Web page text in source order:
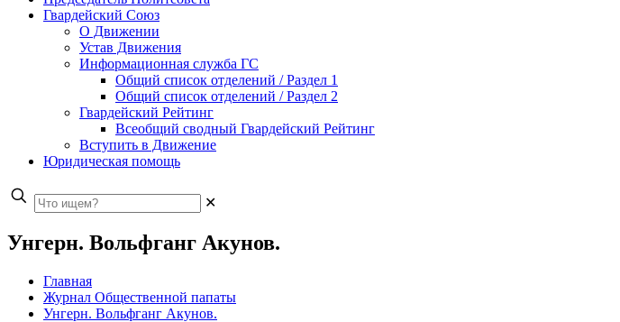
Гвардейский Союз
О Движении
Устав Движения
Информационная служба ГС
Общий список отделений / Раздел 1
Общий список отделений / Раздел 2
Гвардейский Рейтинг
Всеобщий сводный Гвардейский Рейтинг
Вступить в Движение
Юридическая помощь
✕
Унгерн. Вольфганг Акунов.
Главная
Журнал Общественной папаты
Унгерн. Вольфганг Акунов.